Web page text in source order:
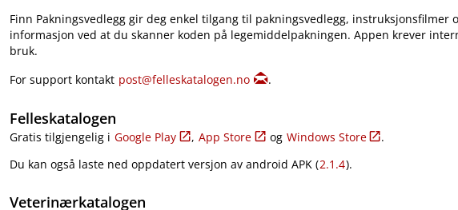
Finn Pakningsvedlegg gir deg enkel tilgang til pakningsvedlegg, instruksjonsfilmer
informasjon ved at du skanner koden på legemiddelpakningen. Appen krever
bruk.
For support kontakt post@felleskatalogen.no .
Felleskatalogen
Gratis tilgjengelig i Google Play , App Store og Windows Store
.
Du kan også laste ned oppdatert versjon av android APK (2.1.4).
Veterinærkatalogen